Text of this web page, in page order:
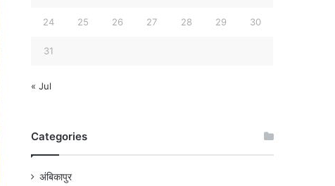
24 25 26 27 28 29 30
31
« Jul
Categories
अंबिकापुर